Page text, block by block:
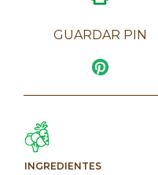
GUARDAR PIN
INGREDIENTES